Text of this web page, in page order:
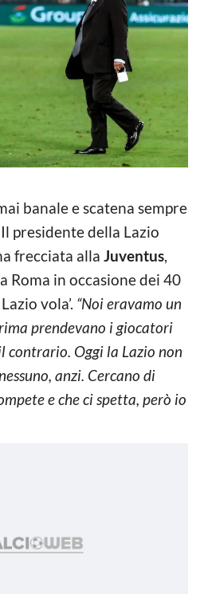
banale e scatena sempre
presidente della Lazio
frecciata alla Juventus,
Roma in occasione dei 40
vola’. “Noi eravamo un
prendevano i giocatori
contrario. Oggi la Lazio non
anzi. Cercano di
e che ci spetta, però io